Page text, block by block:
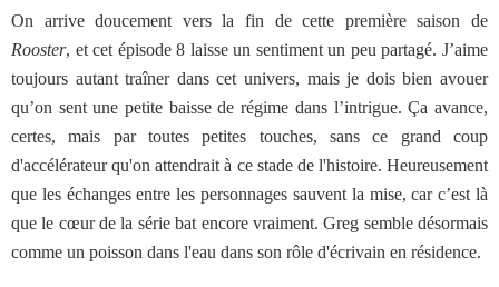
On arrive doucement vers la fin de cette première saison de
Rooster, et cet épisode 8 laisse un sentiment un peu partagé. J’aime
toujours autant traîner dans cet univers, mais je dois bien avouer
qu’on sent une petite baisse de régime dans l’intrigue. Ça avance,
certes, mais par toutes petites touches, sans ce grand coup
d'accélérateur qu'on attendrait à ce stade de l'histoire. Heureusement
que les échanges entre les personnages sauvent la mise, car c’est là
que le cœur de la série bat encore vraiment. Greg semble désormais
comme un poisson dans l'eau dans son rôle d'écrivain en résidence.